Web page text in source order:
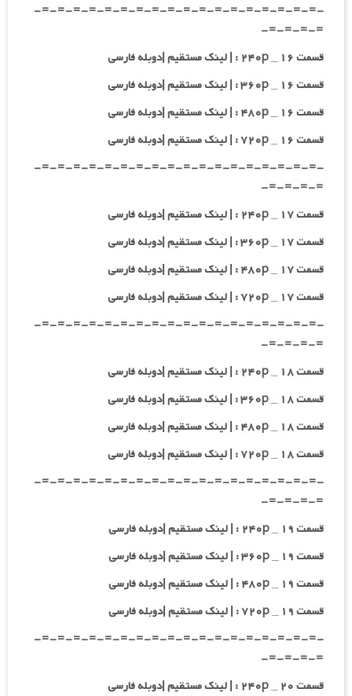
-=-=-=-=-=-=-=-=-=-=-=-=-=-=-=-=-=-=-
=-=-=-=-
قسمت ۱۶ _ ۲۴۰p : | لینک مستقیم |دوبله فارسی
قسمت ۱۶ _ ۳۶۰p : | لینک مستقیم |دوبله فارسی
قسمت ۱۶ _ ۴۸۰p : | لینک مستقیم |دوبله فارسی
قسمت ۱۶ _ ۷۲۰p : | لینک مستقیم |دوبله فارسی
-=-=-=-=-=-=-=-=-=-=-=-=-=-=-=-=-=-=-
=-=-=-=-
قسمت ۱۷ _ ۲۴۰p : | لینک مستقیم |دوبله فارسی
قسمت ۱۷ _ ۳۶۰p : | لینک مستقیم |دوبله فارسی
قسمت ۱۷ _ ۴۸۰p : | لینک مستقیم |دوبله فارسی
قسمت ۱۷ _ ۷۲۰p : | لینک مستقیم |دوبله فارسی
-=-=-=-=-=-=-=-=-=-=-=-=-=-=-=-=-=-=-
=-=-=-=-
قسمت ۱۸ _ ۲۴۰p : | لینک مستقیم |دوبله فارسی
قسمت ۱۸ _ ۳۶۰p : | لینک مستقیم |دوبله فارسی
قسمت ۱۸ _ ۴۸۰p : | لینک مستقیم |دوبله فارسی
قسمت ۱۸ _ ۷۲۰p : | لینک مستقیم |دوبله فارسی
-=-=-=-=-=-=-=-=-=-=-=-=-=-=-=-=-=-=-
=-=-=-=-
قسمت ۱۹ _ ۲۴۰p : | لینک مستقیم |دوبله فارسی
قسمت ۱۹ _ ۳۶۰p : | لینک مستقیم |دوبله فارسی
قسمت ۱۹ _ ۴۸۰p : | لینک مستقیم |دوبله فارسی
قسمت ۱۹ _ ۷۲۰p : | لینک مستقیم |دوبله فارسی
-=-=-=-=-=-=-=-=-=-=-=-=-=-=-=-=-=-=-
=-=-=-=-
قسمت ۲۰ _ ۲۴۰p : | لینک مستقیم |دوبله فارسی